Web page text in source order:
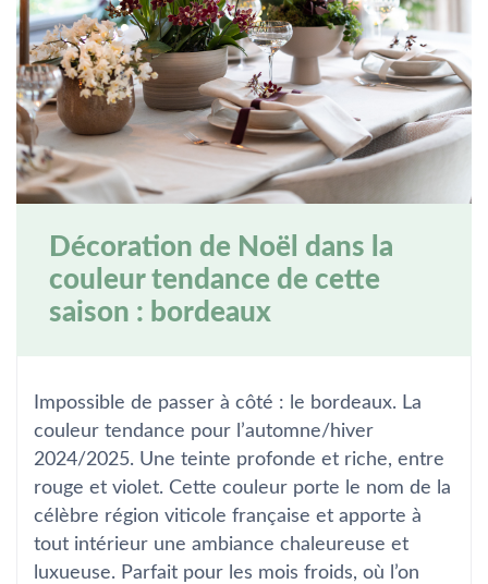
Décoration de Noël dans la
couleur tendance de cette
saison : bordeaux
Impossible de passer à côté : le bordeaux. La
couleur tendance pour l’automne/hiver
2024/2025. Une teinte profonde et riche, entre
rouge et violet. Cette couleur porte le nom de la
célèbre région viticole française et apporte à
tout intérieur une ambiance chaleureuse et
luxueuse. Parfait pour les mois froids, où l’on